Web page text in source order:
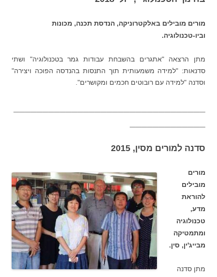
מורים מובילים באלקטרוניקה, הנדסת תכנה, מכונות
וביו-טכנולוגיה.
מתן הרצאה "אתגרים בהשבחת עבודות גמר בטכנולוגיה" ושתי
סדנאות: "למידה משמעותית תוך התנסות בהנדסה הפוכה ויצירה"
וסדנה "למידה עם רובוטים חכמים ומקושרים".
סדנה למורים מסין, 2015
מורים
מובילים
להוראת
מדע,
טכנולוגיה
ומתמטיקה
מבייג'ין, סין.
מתן סדנה